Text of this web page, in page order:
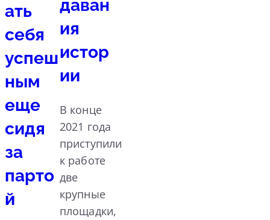
ать
себя
успеш
ным
еще
сидя
за
парто
й
даван
ия
истор
ии
В конце
2021 года
приступили
к работе
две
крупные
площадки,